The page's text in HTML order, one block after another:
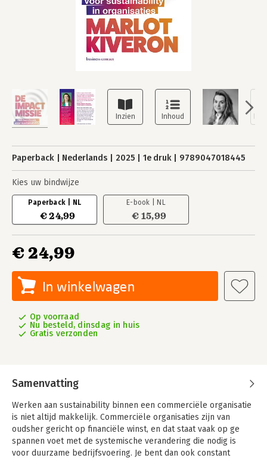
Paperback Nederlands 2025 1e druk 9789047018445
Kies uw bindwijze
Paperback | NL
€ 24,99
E-book | NL
€ 15,99
€ 24,99
In winkelwagen
Op voorraad
Nu besteld, dinsdag in huis
Gratis verzonden
Samenvatting
Werken aan sustainability binnen een commerciële organisatie
is niet altijd makkelijk. Commerciële organisaties zijn van
oudsher gericht op financiële winst, en dat staat vaak op ge
spannen voet met de systemische verandering die nodig is
voor duurzame bedrijfsvoering. Je bent dan ook constant